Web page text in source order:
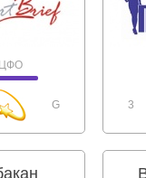
ЦФО
G 3